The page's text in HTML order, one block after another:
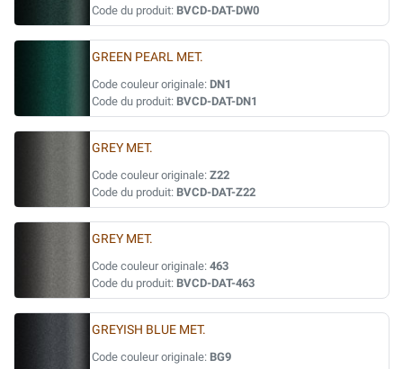
Code du produit: BVCD-DAT-DW0
GREEN PEARL MET.
Code couleur originale: DN1
Code du produit: BVCD-DAT-DN1
GREY MET.
Code couleur originale: Z22
Code du produit: BVCD-DAT-Z22
GREY MET.
Code couleur originale: 463
Code du produit: BVCD-DAT-463
GREYISH BLUE MET.
Code couleur originale: BG9